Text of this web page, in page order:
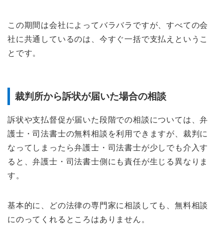
この期間は会社によってバラバラですが、すべての会
社に共通しているのは、今すぐ一括で支払えというこ
とです。
裁判所から訴状が届いた場合の相談
訴状や支払督促が届いた段階での相談については、弁
護士・司法書士の無料相談を利用できますが、裁判に
なってしまったら弁護士・司法書士が少しでも介入す
ると、弁護士・司法書士側にも責任が生じる異なりま
す。
基本的に、どの法律の専門家に相談しても、無料相談
にのってくれるところはありません。